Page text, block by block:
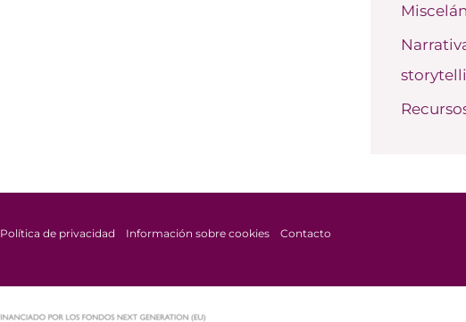
Política de privacidad Información sobre cookies Contacto